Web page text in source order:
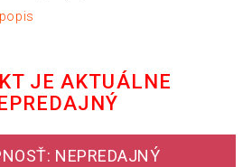
JE AKTUÁLNE
NEPREDAJNÝ